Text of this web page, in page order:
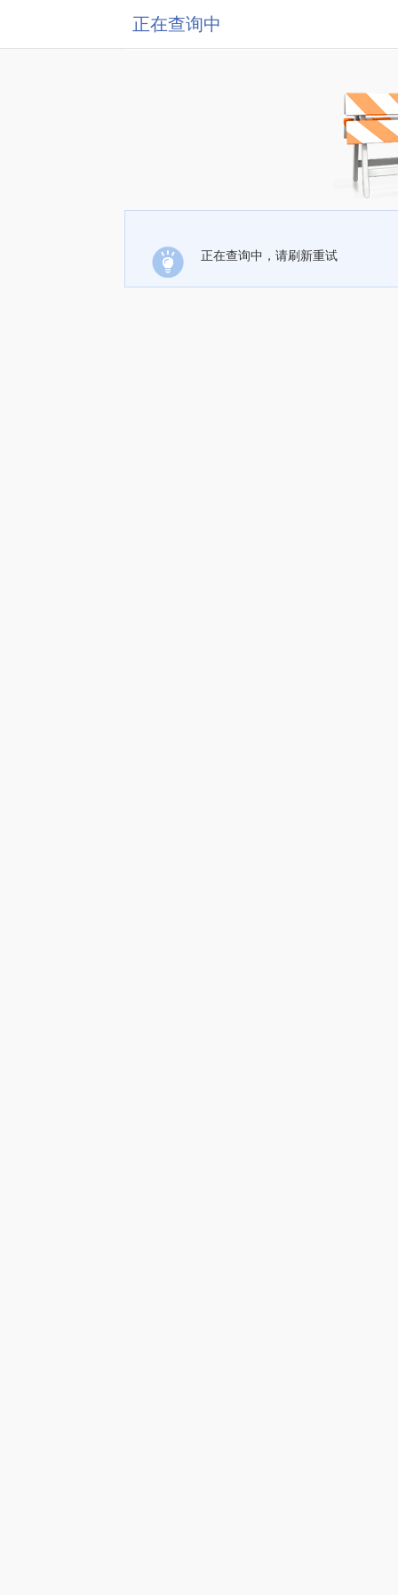
正在查询中
正在查询中，请刷新重试